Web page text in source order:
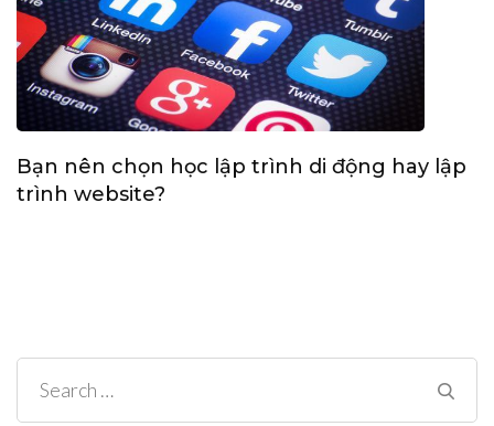
Bạn nên chọn học lập trình di động hay lập
trình website?
Search